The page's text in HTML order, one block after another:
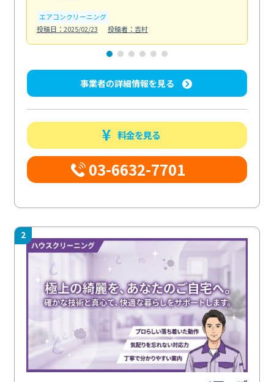
エアコンクリーニング
投稿日：2025/02/23
投稿者：吉村
事業者の詳細情報を見る
料金を見る
03-6632-7701
2